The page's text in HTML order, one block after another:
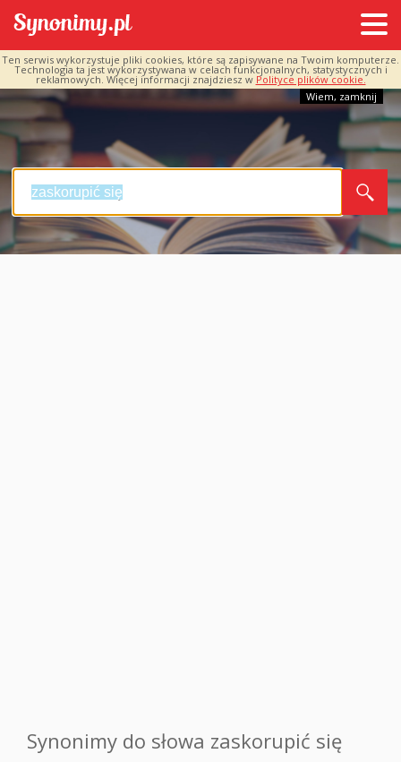
Ten serwis wykorzystuje pliki cookies, które są zapisywane na Twoim komputerze.
Technologia ta jest wykorzystywana w celach funkcjonalnych, statystycznych i
reklamowych. Więcej informacji znajdziesz w Polityce plików cookie.
Wiem, zamknij
Synonimy do słowa zaskorupić się